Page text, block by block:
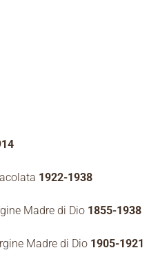
1922-1938
Madre di Dio 1855-1938
Madre di Dio 1905-1921